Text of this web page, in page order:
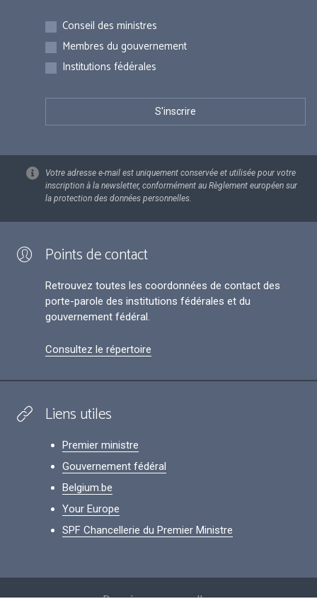
Inscriptions
Conseil des ministres
Membres du gouvernement
Institutions fédérales
Votre adresse e-mail est uniquement conservée et utilisée pour votre
inscription à la newsletter, conformément au Règlement européen sur
la protection des données personnelles.
Points de contact
Retrouvez toutes les coordonnées de contact des
porte-parole des institutions fédérales et du
gouvernement fédéral.
Consultez le répertoire
Liens utiles
Premier ministre
Gouvernement fédéral
Belgium.be
Your Europe
SPF Chancellerie du Premier Ministre